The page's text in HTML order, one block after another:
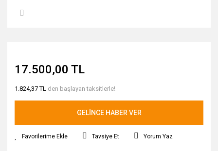
17.500,00 TL
1.824,37 TL den başlayan taksitlerle!
GELİNCE HABER VER
Tavsiye Et Yorum Yaz